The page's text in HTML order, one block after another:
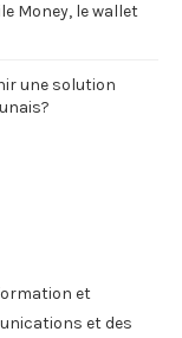
Money, le wallet
une solution
et
et des